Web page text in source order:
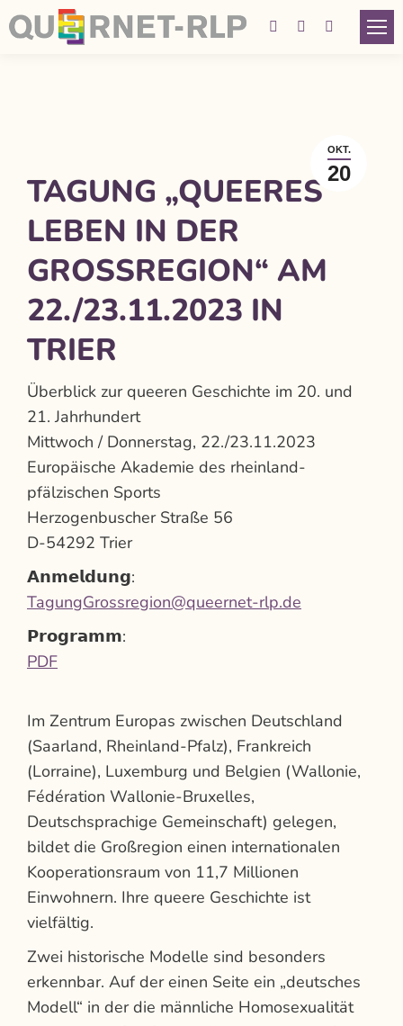
Facebook
window
Instagram
window
YouTube
window
OKT.
20
TAGUNG „QUEERES
LEBEN IN DER
GROSSREGION“ AM 2
2./23.11.2023 IN T
RIER
Überblick zur queeren Geschichte im 20. und
21. Jahrhundert
Mittwoch / Donnerstag, 22./23.11.2023
Europäische Akademie des rheinland-
pfälzischen Sports
Herzogenbuscher Straße 56
D-54292 Trier
𝗔𝗻𝗺𝗲𝗹𝗱𝘂𝗻𝗴:
TagungGrossregion@queernet-rlp.de
𝗣𝗿𝗼𝗴𝗿𝗮𝗺𝗺:
PDF
Im Zentrum Europas zwischen Deutschland
(Saarland, Rheinland-Pfalz), Frankreich
(Lorraine), Luxemburg und Belgien (Wallonie,
Fédération Wallonie-Bruxelles,
Deutschsprachige Gemeinschaft) gelegen,
bildet die Großregion einen internationalen
Kooperationsraum von 11,7 Millionen
Einwohnern. Ihre queere Geschichte ist
vielfältig.
Zwei historische Modelle sind besonders
erkennbar. Auf der einen Seite ein „deutsches
Modell“ in der die männliche Homosexualität